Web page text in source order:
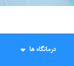
درمانگاه ها